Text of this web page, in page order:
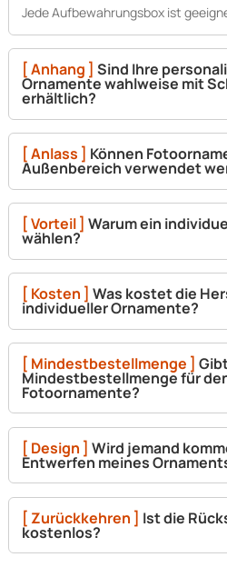
Jede Aufbewahrungsbox ist
[ Anhang ] Sind Ihre
Ornamente wahlweise mit
erhältlich?
[ Anlass ] Können
Außenbereich verwendet
[ Vorteil ] Warum ein
wählen?
[ Kosten ] Was kostet die
individueller Ornamente?
[ Mindestbestellmenge ]
Mindestbestellmenge für
Fotoornamente?
[ Design ] Wird jemand
Entwerfen meines
[ Zurückkehren ] Ist die
kostenlos?